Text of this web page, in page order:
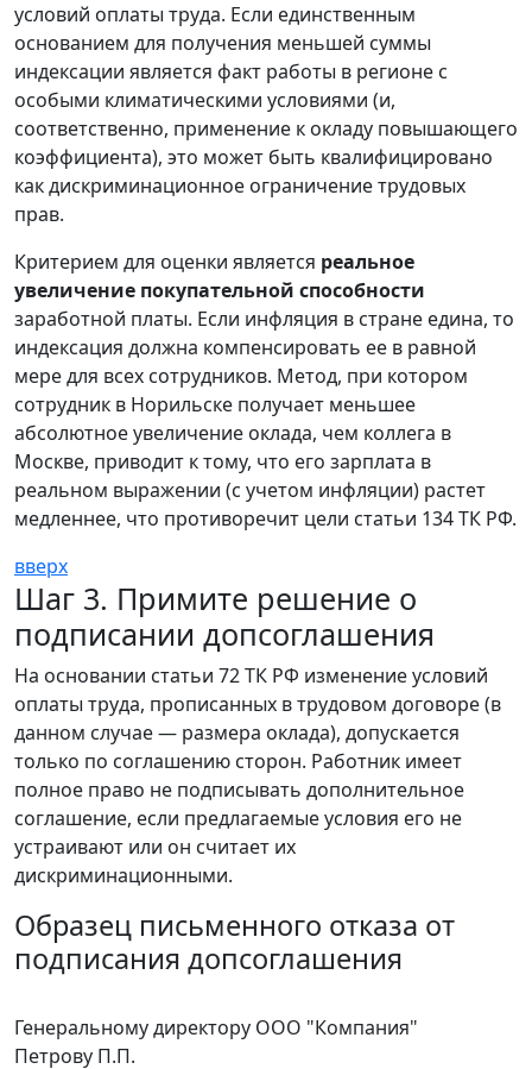
условий оплаты труда. Если единственным
основанием для получения меньшей суммы
индексации является факт работы в регионе с
особыми климатическими условиями (и,
соответственно, применение к окладу повышающего
коэффициента), это может быть квалифицировано
как дискриминационное ограничение трудовых
прав.
Критерием для оценки является реальное
увеличение покупательной способности
заработной платы. Если инфляция в стране едина, то
индексация должна компенсировать ее в равной
мере для всех сотрудников. Метод, при котором
сотрудник в Норильске получает меньшее
абсолютное увеличение оклада, чем коллега в
Москве, приводит к тому, что его зарплата в
реальном выражении (с учетом инфляции) растет
медленнее, что противоречит цели статьи 134 ТК РФ.
вверх
Шаг 3. Примите решение о
подписании допсоглашения
На основании статьи 72 ТК РФ изменение условий
оплаты труда, прописанных в трудовом договоре (в
данном случае — размера оклада), допускается
только по соглашению сторон. Работник имеет
полное право не подписывать дополнительное
соглашение, если предлагаемые условия его не
устраивают или он считает их
дискриминационными.
Образец письменного отказа от
подписания допсоглашения
Генеральному директору ООО "Компания"
Петрову П.П.